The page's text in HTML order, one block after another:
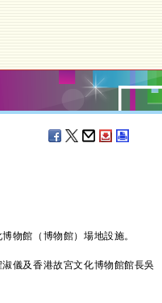
物館（博物館）場地設施。
儀及香港故宮文化博物館館長吳